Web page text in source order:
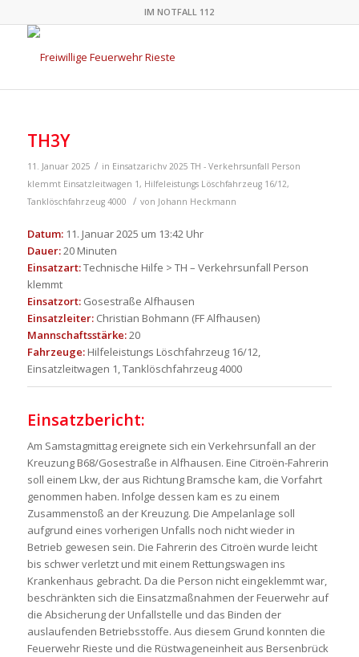
IM NOTFALL 112
TH3Y
11. Januar 2025 / in Einsatzarichv 2025 TH - Verkehrsunfall Person
klemmt Einsatzleitwagen 1, Hilfeleistungs Löschfahrzeug 16/12,
Tanklöschfahrzeug 4000
/ von Johann Heckmann
Datum:11. Januar 2025 um 13:42 Uhr
Dauer:20 Minuten
Einsatzart:Technische Hilfe > TH – Verkehrsunfall Person
klemmt
Einsatzort:Gosestraße Alfhausen
Einsatzleiter:Christian Bohmann (FF Alfhausen)
Mannschaftsstärke:20
Fahrzeuge:Hilfeleistungs Löschfahrzeug 16/12,
Einsatzleitwagen 1, Tanklöschfahrzeug 4000
Einsatzbericht:
Am Samstagmittag ereignete sich ein Verkehrsunfall an der
Kreuzung B68/Gosestraße in Alfhausen. Eine Citroën-Fahrerin
soll einem Lkw, der aus Richtung Bramsche kam, die Vorfahrt
genommen haben. Infolge dessen kam es zu einem
Zusammenstoß an der Kreuzung. Die Ampelanlage soll
aufgrund eines vorherigen Unfalls noch nicht wieder in
Betrieb gewesen sein. Die Fahrerin des Citroën wurde leicht
bis schwer verletzt und mit einem Rettungswagen ins
Krankenhaus gebracht. Da die Person nicht eingeklemmt war,
beschränkten sich die Einsatzmaßnahmen der Feuerwehr auf
die Absicherung der Unfallstelle und das Binden der
auslaufenden Betriebsstoffe. Aus diesem Grund konnten die
Feuerwehr Rieste und die Rüstwageneinheit aus Bersenbrück